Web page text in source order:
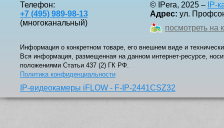
Телефон:
+7 (495) 989-98-13
(многоканальный)
© IPera, 2025 – IP-
Адрес: ул.
посмотреть на
Информация о конкретном товаре, его внешнем виде и
Вся информация, размещенная на данном интернет-ресурсе,
положениями Статьи 437 (2) ГК РФ.
Политика конфиденциальности
IP-видеокамеры iFLOW - F-IP-2441CSZ32